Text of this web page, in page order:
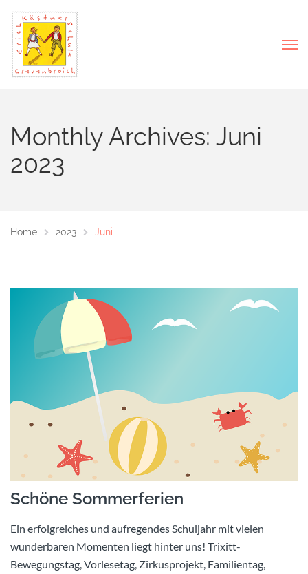
Monthly Archives: Juni
2023
Home 2023 Juni
Schöne Sommerferien
Ein erfolgreiches und aufregendes Schuljahr mit vielen
wunderbaren Momenten liegt hinter uns! Trixitt-
Bewegungstag, Vorlesetag, Zirkusprojekt, Familientag,